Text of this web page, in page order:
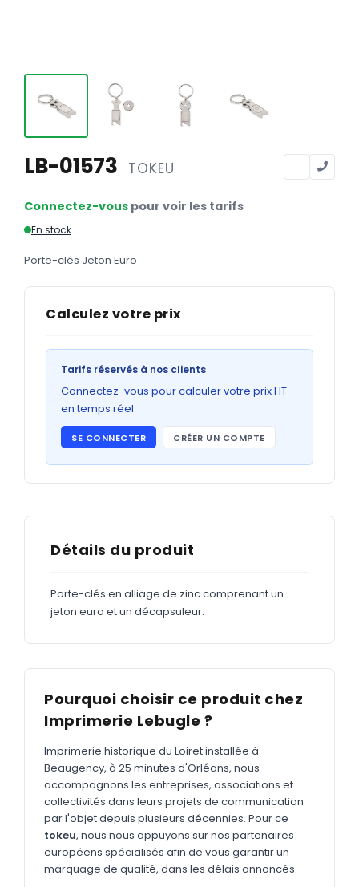
Tête de lettre
Sous-mains
Chemises
GRAND FORMAT
Abribus
ADHÉSIFS
Adhésifs vitrine
MARQUAGE TEXTILE
Tee-shirts Nouveau
Polos Nouveau
Sweatshirts
GOODIES
Catalogue complet Nouveau
LB-01573 TOKEU
Connectez-vous pour voir les tarifs
En stock
Porte-clés Jeton Euro
Calculez votre prix
Tarifs réservés à nos clients
Connectez-vous pour calculer votre prix HT
en temps réel.
SE CONNECTER CRÉER UN COMPTE
Détails du produit
Porte-clés en alliage de zinc comprenant un
jeton euro et un décapsuleur.
Pourquoi choisir ce produit chez
Imprimerie Lebugle ?
Imprimerie historique du Loiret installée à
Beaugency, à 25 minutes d'Orléans, nous
accompagnons les entreprises, associations et
collectivités dans leurs projets de communication
par l'objet depuis plusieurs décennies. Pour ce
tokeu, nous nous appuyons sur nos partenaires
européens spécialisés afin de vous garantir un
marquage de qualité, dans les délais annoncés.